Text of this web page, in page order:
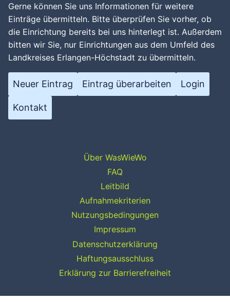
Gerne können Sie uns Informationen für weitere
Einträge übermitteln. Bitte überprüfen Sie vorher, ob
die Einrichtung bereits bei uns hinterlegt ist. Außerdem
bitten wir Sie, nur Einrichtungen aus dem Umfeld des
Landkreises Erlangen-Höchstadt zu übermitteln.
Neuer Eintrag Eintrag überarbeiten Login
Kontakt
Über WasWieWo
FAQ
Leitbild
Aufnahmekriterien
Nutzungsbedingungen
Impressum
Datenschutzerklärung
Haftungsausschluss
Erklärung zur Barrierefreiheit